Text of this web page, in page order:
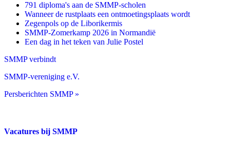
791 diploma's aan de SMMP-scholen
Wanneer de rustplaats een ontmoetingsplaats wordt
Zegenpols op de Liborikermis
SMMP-Zomerkamp 2026 in Normandië
Een dag in het teken van Julie Postel
SMMP verbindt
SMMP-vereniging e.V.
Persberichten SMMP »
Vacatures bij SMMP